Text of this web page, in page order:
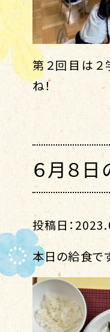
第２回目は２
ね！
６月８
投稿日：
本日の給食で